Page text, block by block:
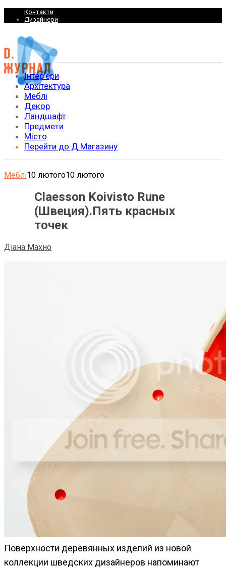
Контакти
Дизайнери
Інтер’єри
Архітектура
Меблі
Декор
Ландшафт
Предмети
Місто
Перейти до Д.Магазину
Меблі10 лютого10 лютого
Claesson Koivisto Rune
(Швеция).Пять красных
точек
Діана Махно
Поверхности деревянных изделий из новой
коллекции шведских дизайнеров напоминают